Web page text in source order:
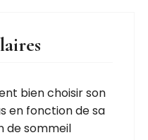
bien choisir son
en fonction de sa
de sommeil